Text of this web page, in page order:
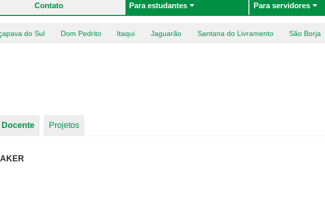
Contato Para estudantes Para servidores
do Sul Dom Pedrito Itaqui Jaguarão Santana do Livramento São Borja
(aba ativa)
Projetos